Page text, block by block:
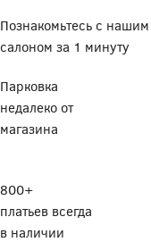
Познакомьтесь с нашим
салоном за 1 минуту
Парковка
недалеко от
магазина
800+
платьев всегда
в наличии